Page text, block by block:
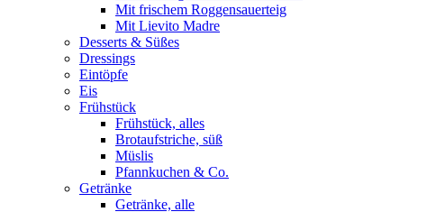
Mit frischem Roggensauerteig
Mit Lievito Madre
Desserts & Süßes
Dressings
Eintöpfe
Eis
Frühstück
Frühstück, alles
Brotaufstriche, süß
Müslis
Pfannkuchen & Co.
Getränke
Getränke, alle